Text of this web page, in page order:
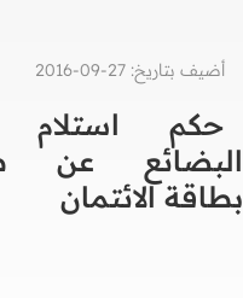
أضيف بتاريخ: 27-09-2016
حكم استلام
البضائع عن
بطاقة الائتمان